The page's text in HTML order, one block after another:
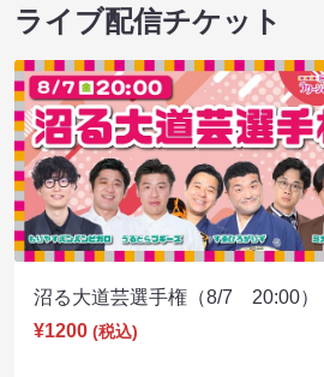
ライブ配信チケット
沼る大道芸選手権（8/7 20:00）
¥1200 (税込)